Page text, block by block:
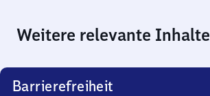
Weitere relevante Inhalte
Barrierefreiheit